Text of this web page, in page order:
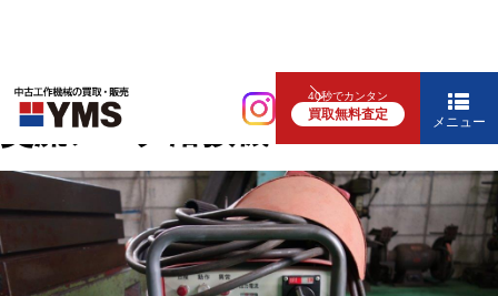
40秒でカンタン
買取無料査定 メニュー
溶接機
交流アーク溶接機